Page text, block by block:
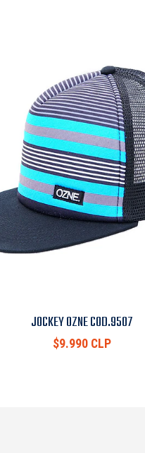
JOCKEY OZNE COD.9507
$9.990 CLP